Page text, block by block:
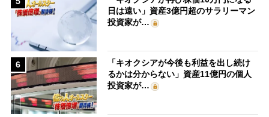
日は遠い」資産3億円超のサラリーマン
投資家が…
6
「キオクシアが今後も利益を出し続け
るかは分からない」資産11億円の個人
投資家が…